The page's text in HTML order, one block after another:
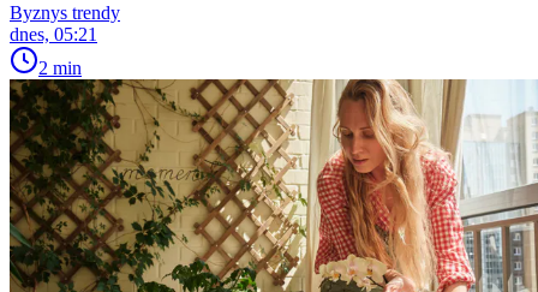
Byznys trendy
dnes, 05:21
2 min